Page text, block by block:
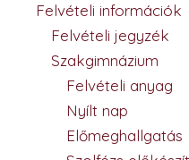
Felvételi információk
Felvételi jegyzék
Szakgimnázium
Felvételi anyag
Nyílt nap
Előmeghallgatás